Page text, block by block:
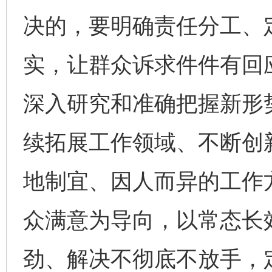
决的，要明确责任分工
实，让群众诉求件件有
深入研究和准确把握新
续拓展工作领域、不断
地制宜、因人而异的工
众满意为导向，以常态
劲、解决不彻底不放手